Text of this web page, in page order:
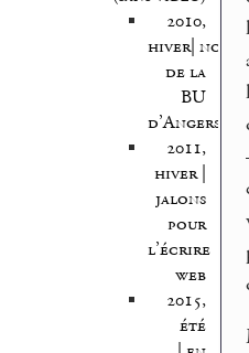
2010,
hiver|
de la
BU
d’Angers
2011,
hiver |
jalons
pour
l’écrire
web
2015,
été